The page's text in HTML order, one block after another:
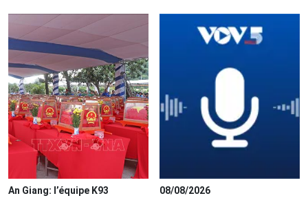
An Giang: l’équipe K93
08/08/2026